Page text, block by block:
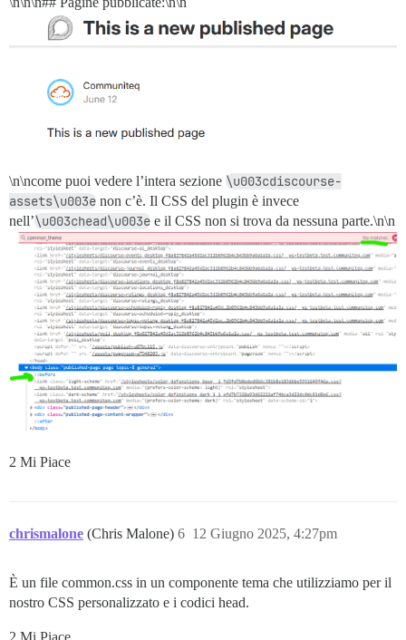
\n\ncome puoi vedere l’intera sezione \u003cdiscourse-
assets\u003e non c’è. Il CSS del plugin è invece
nell’\u003chead\u003e e il CSS non si trova da nessuna parte.\n\n
2 Mi Piace
chrismalone (Chris Malone) 12 Giugno 2025, 4:27pm
6
È un file common.css in un componente tema che utilizziamo per il
nostro CSS personalizzato e i codici head.
2 Mi Piace